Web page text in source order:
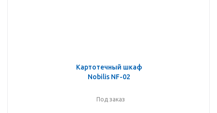
Картотечный шкаф
Nobilis NF-02
Под заказ